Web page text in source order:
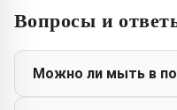
Вопросы и
Можно ли мыть в